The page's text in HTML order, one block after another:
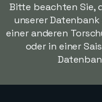
Bitte beachten Sie,
unserer
einer anderen
oder in einer